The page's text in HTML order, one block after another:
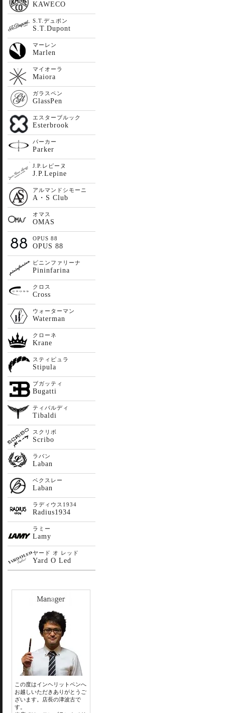
KAWECO
S.T.デュポン
S.T.Dupont
マーレン
Marlen
マイオーラ
Maiora
ガラスペン
GlassPen
エスターブルック
Esterbrook
パーカー
Parker
J.P.レピーヌ
J.P.Lepine
アルマンドシモーニ
A・S Club
オマス
OMAS
OPUS 88
OPUS 88
ピニンファリーナ
Pininfarina
クロス
Cross
ウォーターマン
Waterman
クローネ
Krane
スティピュラ
Stipula
ブガッティ
Bugatti
ティバルディ
Tibaldi
スクリボ
Scribo
ラバン
Laban
ベクスレー
Laban
ラディウス1934
Radius1934
ラミー
Lamy
ヤード オ レッド
Yard O Led
この度はインヘリットペンへ
お越しいただきありがとうご
ざいます。店長の津波古で
す。